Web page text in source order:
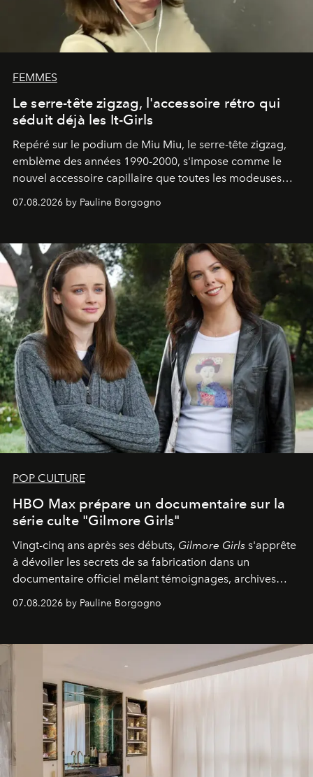
FEMMES
Le serre-tête zigzag, l'accessoire rétro qui
séduit déjà les It-Girls
Repéré sur le podium de Miu Miu, le serre-tête zigzag,
emblème des années 1990-2000, s'impose comme le
nouvel accessoire capillaire que toutes les modeuses
s'arrachent déjà.
07.08.2026 by Pauline Borgogno
POP CULTURE
HBO Max prépare un documentaire sur la
série culte "Gilmore Girls"
Vingt-cinq ans après ses débuts, Gilmore Girls s'apprête
à dévoiler les secrets de sa fabrication dans un
documentaire officiel mêlant témoignages, archives
inédites et plongée dans les coulisses d'un phénomène
générationnel.
07.08.2026 by Pauline Borgogno